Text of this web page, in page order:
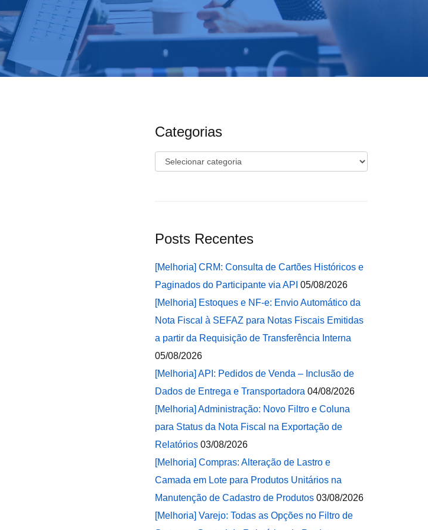
Categorias
Categorias
Posts Recentes
[Melhoria] CRM: Consulta de Cartões Históricos e
Paginados do Participante via API 05/08/2026
[Melhoria] Estoques e NF-e: Envio Automático da
Nota Fiscal à SEFAZ para Notas Fiscais Emitidas
a partir da Requisição de Transferência Interna
05/08/2026
[Melhoria] API: Pedidos de Venda – Inclusão de
Dados de Entrega e Transportadora 04/08/2026
[Melhoria] Administração: Novo Filtro e Coluna
para Status da Nota Fiscal na Exportação de
Relatórios 03/08/2026
[Melhoria] Compras: Alteração de Lastro e
Camada em Lote para Produtos Unitários na
Manutenção de Cadastro de Produtos 03/08/2026
[Melhoria] Varejo: Todas as Opções no Filtro de